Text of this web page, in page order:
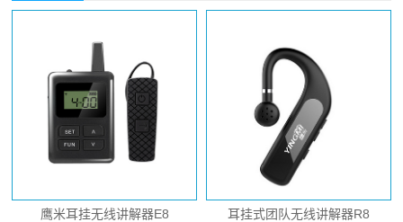
鹰米耳挂无线讲解器E8 耳挂式团队无线讲解器R8